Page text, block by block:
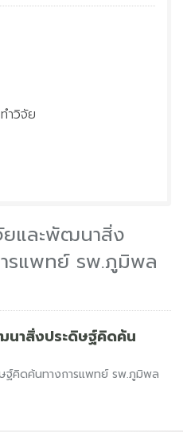
ำวิจัย
และพัฒนาสิ่ง
รแพทย์ รพ.ภูมิพล
าสิ่งประดิษฐ์คิดค้น
ฐ์คิดค้นทางการแพทย์ รพ.ภูมิพล